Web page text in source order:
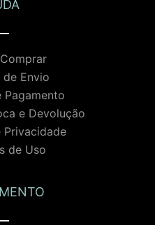
de Envio
Pagamento
e Devolução
Privacidade
de Uso